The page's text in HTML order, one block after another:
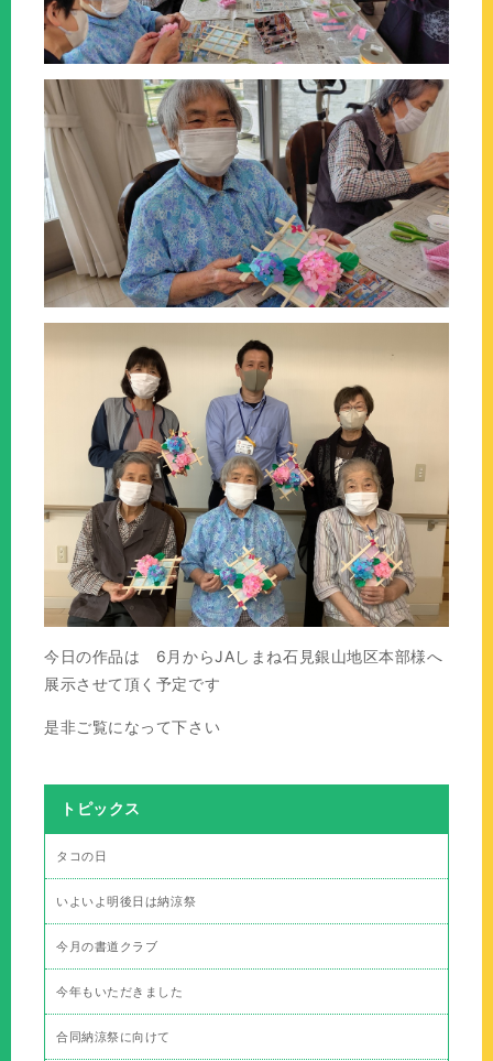
今日の作品は 6月からJAしまね石見銀山地区本部様へ
展示させて頂く予定です
是非ご覧になって下さい
トピックス
タコの日
いよいよ明後日は納涼祭
今月の書道クラブ
今年もいただきました
合同納涼祭に向けて